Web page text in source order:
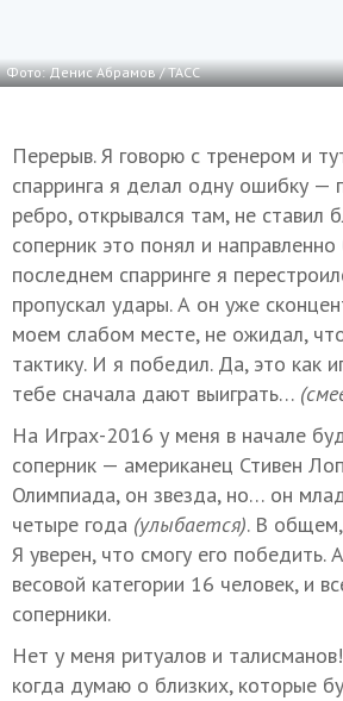
Фото: Денис Абрамов / ТАСС
Перерыв. Я говорю с тренером и
спарринга я делал одну ошибку —
ребро, открывался там, не ставил
соперник это понял и
последнем спарринге я
пропускал удары. А он уже
моем слабом месте, не ожидал,
тактику. И я победил. Да, это как
тебе сначала дают выиграть…
На Играх-2016 у меня в начале
соперник — американец Стивен
Олимпиада, он звезда, но… он
четыре года (улыбается). В
Я уверен, что смогу его победить.
весовой категории 16 человек, и
соперники.
Нет у меня ритуалов и
когда думаю о близких, которые